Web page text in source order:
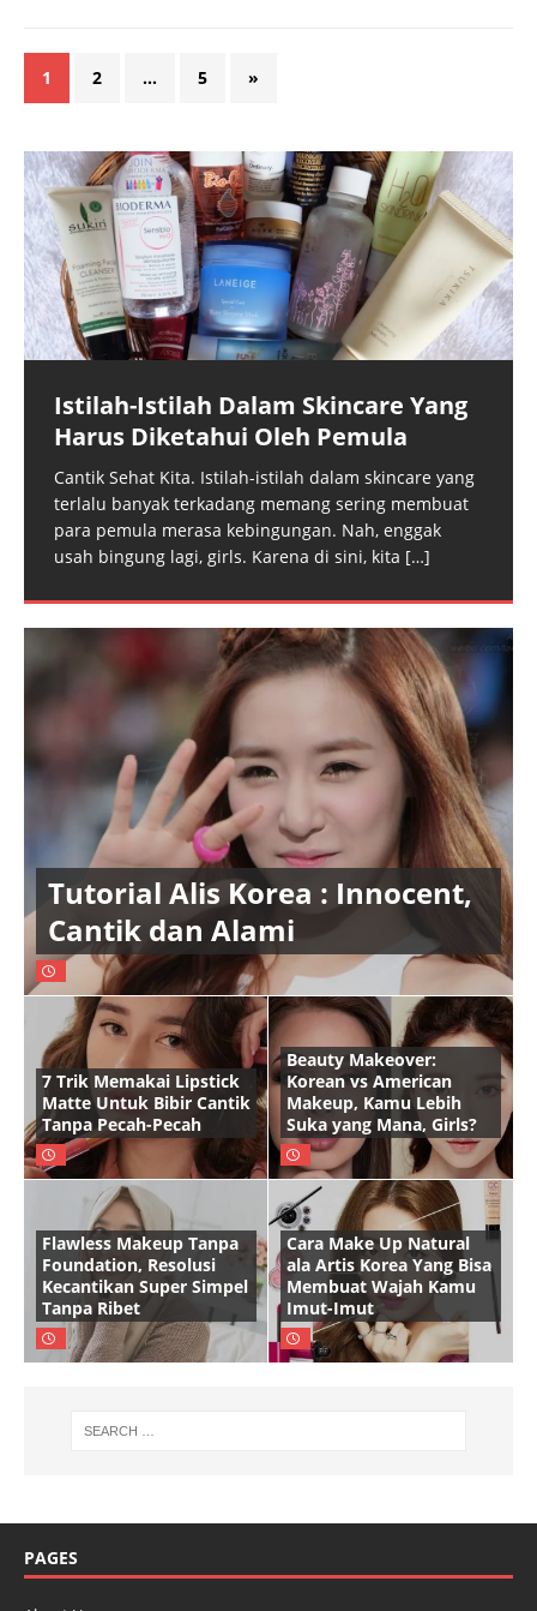
1 2 … 5 »
Istilah-Istilah Dalam Skincare Yang
Harus Diketahui Oleh Pemula
Cantik Sehat Kita. Istilah-istilah dalam skincare yang
terlalu banyak terkadang memang sering membuat
para pemula merasa kebingungan. Nah, enggak
usah bingung lagi, girls. Karena di sini, kita […]
Tutorial Alis Korea : Innocent,
Cantik dan Alami
7 Trik Memakai Lipstick
Matte Untuk Bibir Cantik
Tanpa Pecah-Pecah
Beauty Makeover:
Korean vs American
Makeup, Kamu Lebih
Suka yang Mana, Girls?
Flawless Makeup Tanpa
Foundation, Resolusi
Kecantikan Super Simpel
Tanpa Ribet
Cara Make Up Natural
ala Artis Korea Yang Bisa
Membuat Wajah Kamu
Imut-Imut
PAGES